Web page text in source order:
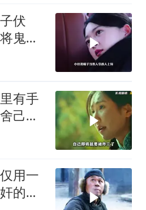
伏
鬼子
有手
己为
用一
的配